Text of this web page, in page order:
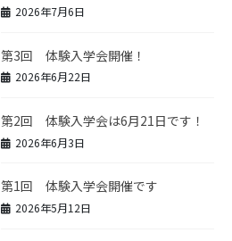
2026年7月6日
第3回 体験入学会開催！
2026年6月22日
第2回 体験入学会は6月21日です！
2026年6月3日
第1回 体験入学会開催です
2026年5月12日